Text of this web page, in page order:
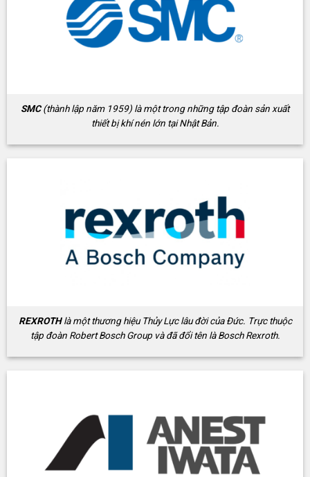
SMC(thành lập năm 1959) là một trong những tập đoàn sản xuất
thiết bị khí nén lớn tại Nhật Bản.
REXROTHlà một thương hiệu Thủy Lực lâu đời của Đức. Trực thuộc
tập đoàn Robert Bosch Group và đã đổi tên là Bosch Rexroth.